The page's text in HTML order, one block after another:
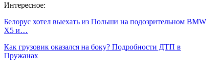
Интересное:
Белорус хотел выехать из Польши на подозрительном BMW
X5 и…
Как грузовик оказался на боку? Подробности ДТП в
Пружанах